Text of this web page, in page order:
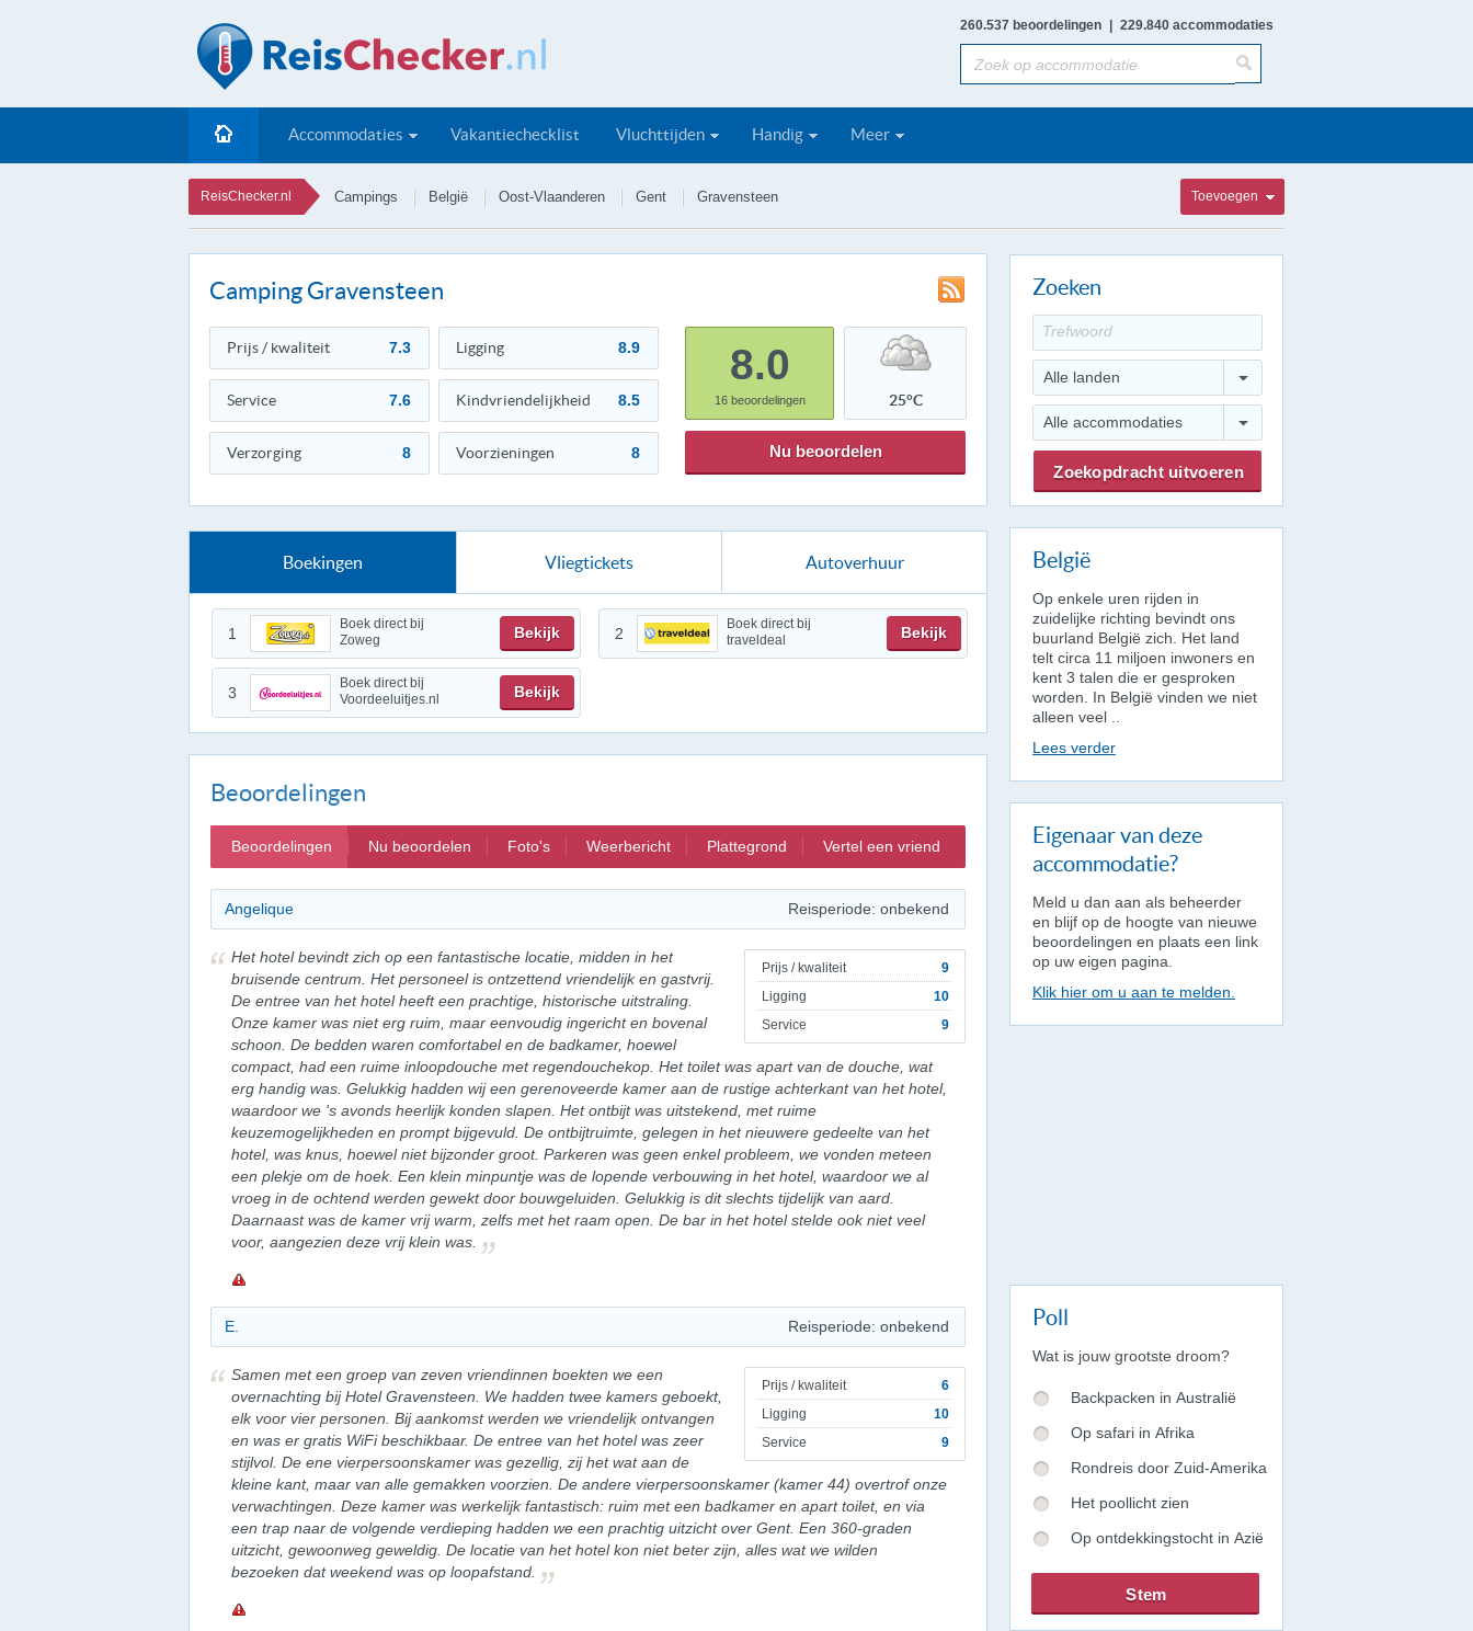
260.537 beoordelingen 229.840 accommodaties
Accommodaties Vakantiechecklist Vluchttijden Handig Meer
ReisChecker.nl Campings België Oost-Vlaanderen Gent Gravensteen Toevoegen
Camping Gravensteen
Prijs / kwaliteit 7.3 Ligging 8.9
Service 7.6 Kindvriendelijkheid 8.5
Verzorging 8 Voorzieningen 8
8.0
16beoordelingen 25°C
Nu beoordelen
Boekingen Vliegtickets Autoverhuur
1
Boek direct bij
Zoweg
Bekijk 2
Boek direct bij
traveldeal
Bekijk
3
Boek direct bij
Voordeeluitjes.nl
Bekijk
Beoordelingen
Beoordelingen Nu beoordelen Foto's Weerbericht Plattegrond Vertel een vriend
Angelique Reisperiode: onbekend
Prijs / kwaliteit
9
Ligging
10
Service
9
Het hotel bevindt zich op een fantastische locatie, midden in het
bruisende centrum. Het personeel is ontzettend vriendelijk en gastvrij.
De entree van het hotel heeft een prachtige, historische uitstraling.
Onze kamer was niet erg ruim, maar eenvoudig ingericht en bovenal
schoon. De bedden waren comfortabel en de badkamer, hoewel
compact, had een ruime inloopdouche met regendouchekop. Het toilet was apart van de douche, wat
erg handig was. Gelukkig hadden wij een gerenoveerde kamer aan de rustige achterkant van het hotel,
waardoor we 's avonds heerlijk konden slapen. Het ontbijt was uitstekend, met ruime
keuzemogelijkheden en prompt bijgevuld. De ontbijtruimte, gelegen in het nieuwere gedeelte van het
hotel, was knus, hoewel niet bijzonder groot. Parkeren was geen enkel probleem, we vonden meteen
een plekje om de hoek. Een klein minpuntje was de lopende verbouwing in het hotel, waardoor we al
vroeg in de ochtend werden gewekt door bouwgeluiden. Gelukkig is dit slechts tijdelijk van aard.
Daarnaast was de kamer vrij warm, zelfs met het raam open. De bar in het hotel stelde ook niet veel
voor, aangezien deze vrij klein was.
E. Reisperiode: onbekend
Prijs / kwaliteit
6
Ligging
10
Service
9
Samen met een groep van zeven vriendinnen boekten we een
overnachting bij Hotel Gravensteen. We hadden twee kamers geboekt,
elk voor vier personen. Bij aankomst werden we vriendelijk ontvangen
en was er gratis WiFi beschikbaar. De entree van het hotel was zeer
stijlvol. De ene vierpersoonskamer was gezellig, zij het wat aan de
kleine kant, maar van alle gemakken voorzien. De andere vierpersoonskamer (kamer 44) overtrof onze
verwachtingen. Deze kamer was werkelijk fantastisch: ruim met een badkamer en apart toilet, en via
een trap naar de volgende verdieping hadden we een prachtig uitzicht over Gent. Een 360-graden
uitzicht, gewoonweg geweldig. De locatie van het hotel kon niet beter zijn, alles wat we wilden
bezoeken dat weekend was op loopafstand.
Zoeken
Alle landen
Alle accommodaties
België
Op enkele uren rijden in
zuidelijke richting bevindt ons
buurland België zich. Het land
telt circa 11 miljoen inwoners en
kent 3 talen die er gesproken
worden. In België vinden we niet
alleen veel ..
Lees verder
Eigenaar van deze
accommodatie?
Meld u dan aan als beheerder
en blijf op de hoogte van nieuwe
beoordelingen en plaats een link
op uw eigen pagina.
Klik hier om u aan te melden.
Poll
Wat is jouw grootste droom?
Backpacken in Australië
Op safari in Afrika
Rondreis door Zuid-Amerika
Het poollicht zien
Op ontdekkingstocht in Azië